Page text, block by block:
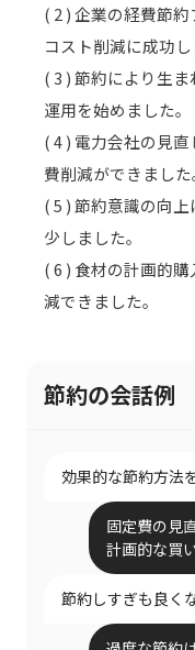
( 2 ) 企業の経費節
コスト削減に成功し
( 3 ) 節約により生
運用を始めました。
( 4 ) 電力会社の見
費削減ができました
( 5 ) 節約意識の向
少しました。
( 6 ) 食材の計画的
減できました。
節約の会話例
効果的な節約方法
固定費の見
計画的な買
節約しすぎも良く